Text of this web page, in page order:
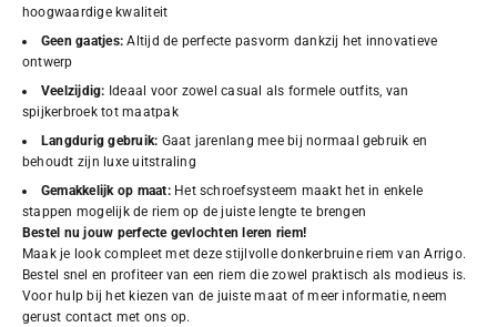
hoogwaardige kwaliteit
Geen gaatjes: Altijd de perfecte pasvorm dankzij het innovatieve
ontwerp
Veelzijdig: Ideaal voor zowel casual als formele outfits, van
spijkerbroek tot maatpak
Langdurig gebruik: Gaat jarenlang mee bij normaal gebruik en
behoudt zijn luxe uitstraling
Gemakkelijk op maat:Het schroefsysteem maakt het in enkele
stappen mogelijk de riem op de juiste lengte te brengen
Bestel nu jouw perfecte gevlochten leren riem!
Maak je look compleet met deze stijlvolle donkerbruine riem van Arrigo.
Bestel snel en profiteer van een riem die zowel praktisch als modieus is.
Voor hulp bij het kiezen van de juiste maat of meer informatie, neem
gerust contact met ons op.